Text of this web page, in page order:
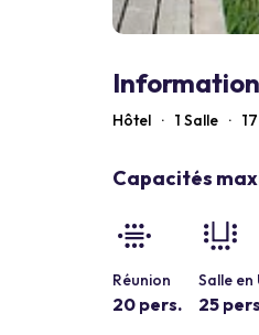
Hôtel · 1 Salle · 17
Capacités
Réunion
20 pers.
Salle en
25